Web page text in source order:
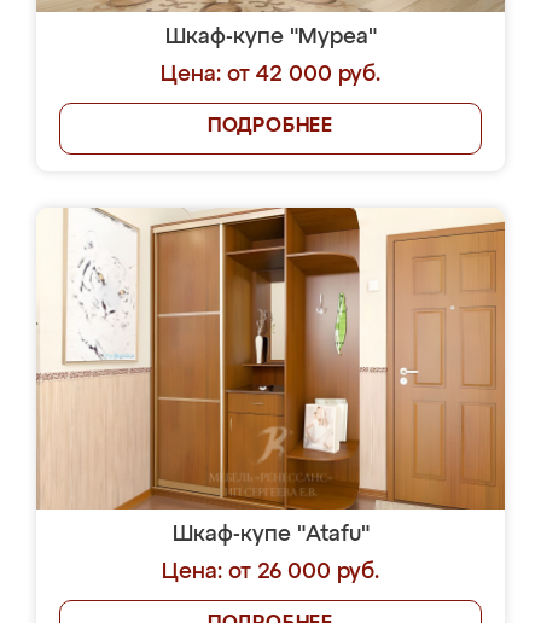
Шкаф-купе "Муреа"
Цена: от 42 000 руб.
ПОДРОБНЕЕ
Шкаф-купе "Atafu"
Цена: от 26 000 руб.